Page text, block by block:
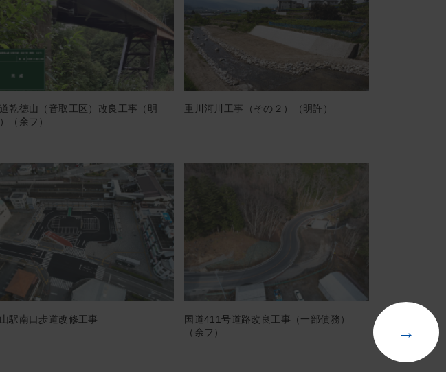
乾徳山（音取工区）改良工事（明
（余フ）
重川河川工事（その２）（明許）
駅南口歩道改修工事
国道411号道路改良工事（一部債務）
（余フ）
→